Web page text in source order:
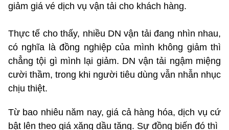
giảm giá vé dịch vụ vận tải cho khách hàng.
Thực tế cho thấy, nhiều DN vận tải đang nhìn nhau,
có nghĩa là đồng nghiệp của mình không giảm thì
chẳng tội gì mình lại giảm. DN vận tải ngậm miệng
cười thầm, trong khi người tiêu dùng vẫn nhẫn nhục
chịu thiệt.
Từ bao nhiêu năm nay, giá cả hàng hóa, dịch vụ cứ
bật lên theo giá xăng dầu tăng. Sự đồng biến đó thì